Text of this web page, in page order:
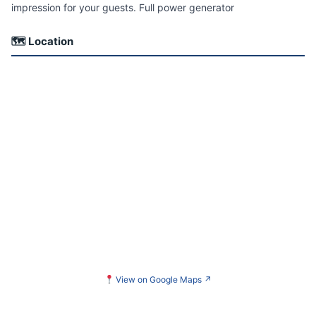
impression for your guests. Full power generator
🗺 Location
View on Google Maps ↗